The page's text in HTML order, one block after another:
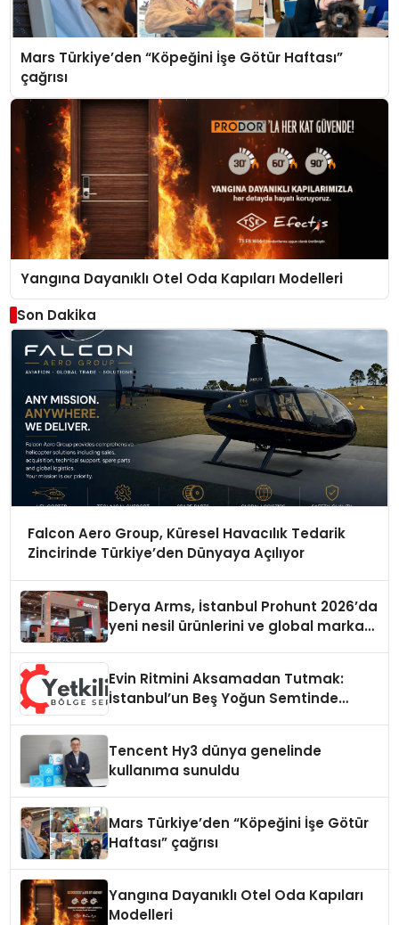
Mars Türkiye’den “Köpeğini İşe Götür Haftası”
çağrısı
Yangına Dayanıklı Otel Oda Kapıları Modelleri
Son Dakika
Falcon Aero Group, Küresel Havacılık Tedarik
Zincirinde Türkiye’den Dünyaya Açılıyor
Derya Arms, İstanbul Prohunt 2026’da
yeni nesil ürünlerini ve global marka
Evin Ritmini Aksamadan Tutmak:
İstanbul’un Beş Yoğun Semtinde
Tencent Hy3 dünya genelinde
kullanıma sunuldu
Mars Türkiye’den “Köpeğini İşe Götür
Haftası” çağrısı
Yangına Dayanıklı Otel Oda Kapıları
Modelleri